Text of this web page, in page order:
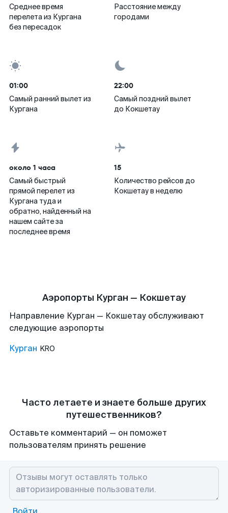
Среднее время
перелета из Кургана
без пересадок
Расстояние между
городами
01:00
Самый ранний вылет из
Кургана
22:00
Самый поздний вылет
до Кокшетау
около 1 часа
Самый быстрый
прямой перелет из
Кургана туда и
обратно, найденный на
нашем сайте за
последнее время
15
Количество рейсов до
Кокшетау в неделю
Аэропорты Курган — Кокшетау
Направление Курган — Кокшетау обслуживают
следующие аэропорты
Курган KRO
Часто летаете и знаете больше других
путешественников?
Оставьте комментарий — он поможет
пользователям принять решение